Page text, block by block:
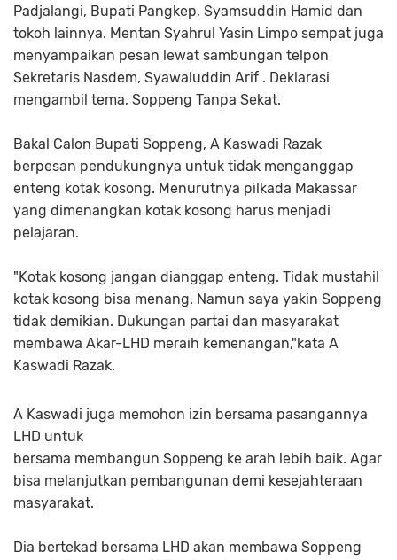
Padjalangi, Bupati Pangkep, Syamsuddin Hamid dan
tokoh lainnya. Mentan Syahrul Yasin Limpo sempat juga
menyampaikan pesan lewat sambungan telpon
Sekretaris Nasdem, Syawaluddin Arif . Deklarasi
mengambil tema, Soppeng Tanpa Sekat.
Bakal Calon Bupati Soppeng, A Kaswadi Razak
berpesan pendukungnya untuk tidak menganggap
enteng kotak kosong. Menurutnya pilkada Makassar
yang dimenangkan kotak kosong harus menjadi
pelajaran.
"Kotak kosong jangan dianggap enteng. Tidak mustahil
kotak kosong bisa menang. Namun saya yakin Soppeng
tidak demikian. Dukungan partai dan masyarakat
membawa Akar-LHD meraih kemenangan,"kata A
Kaswadi Razak.
A Kaswadi juga memohon izin bersama pasangannya
LHD untuk
bersama membangun Soppeng ke arah lebih baik. Agar
bisa melanjutkan pembangunan demi kesejahteraan
masyarakat.
Dia bertekad bersama LHD akan membawa Soppeng